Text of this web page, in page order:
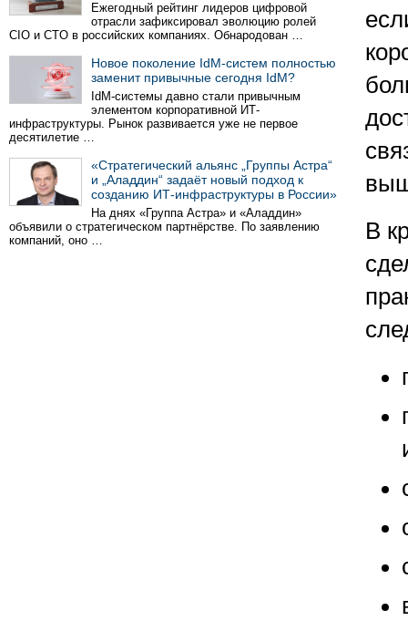
Ежегодный рейтинг лидеров цифровой
отрасли зафиксировал эволюцию ролей
CIO и CTO в российских компаниях. Обнародован …
Новое поколение IdM-систем полностью
заменит привычные сегодня IdM?
IdM-системы давно стали привычным
элементом корпоративной ИТ-
инфраструктуры. Рынок развивается уже не первое
десятилетие …
«Стратегический альянс „Группы Астра“
и „Аладдин“ задаёт новый подход к
созданию ИТ-инфраструктуры в России»
На днях «Группа Астра» и «Аладдин»
объявили о стратегическом партнёрстве. По заявлению
компаний, оно …
В